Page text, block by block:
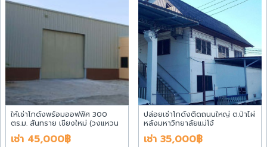
ให้เช่าโกดังพร้อมออฟฟิศ 300
ตร.ม. สันทราย เชียงใหม่ (วงแหวน
ใกล้แยกลิขิตชีวัน)
เช่า 45,000฿
ปล่อยเช่าโกดังติดถนนใหญ่ ต.ป่าไผ่
หลังมหาวิทยาลัยแม่โจ้
เช่า 35,000฿